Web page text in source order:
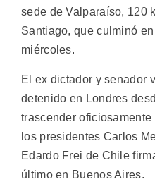
sede de Valparaíso, 120
Santiago, que culminó
miércoles.
El ex dictador y senador
detenido en Londres
trascender
los presidentes Carlos
Edardo Frei de Chile
último en Buenos Aires.